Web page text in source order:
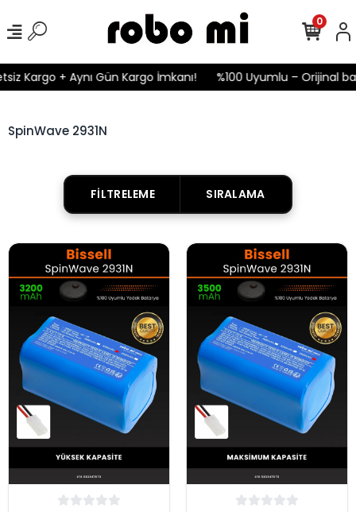
Kargo + Aynı Gün Kargo İmkanı! %100 Uyumlu – Orijinal
0
SpinWave 2931N
FILTRELEME SIRALAMA